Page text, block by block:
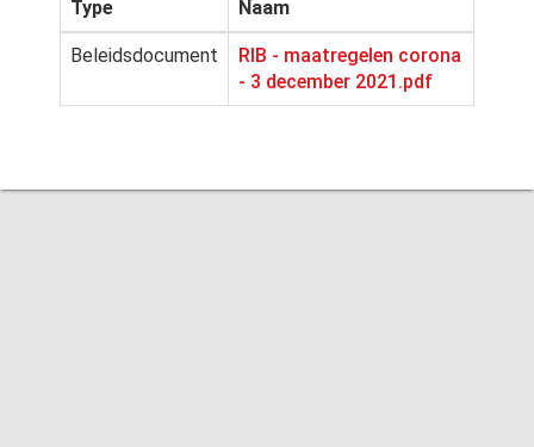
Type Naam
Beleidsdocument
RIB - maatregelen corona
- 3 december 2021.pdf